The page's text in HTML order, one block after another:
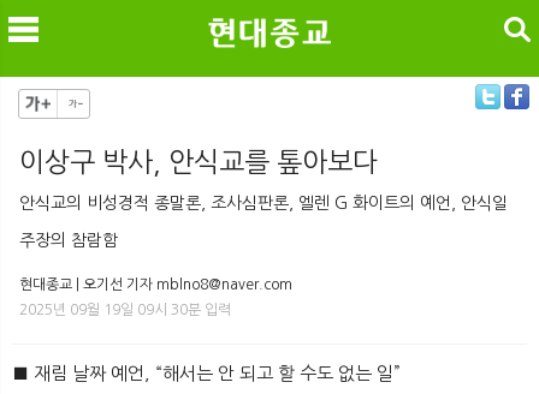
메
검색
이상구 박사, 안식교를 톺아보다
안식교의 비성경적 종말론, 조사심판론, 엘렌 G 화이트의 예언, 안식일
주장의 참람함
현대종교 | 오기선 기자 mblno8@naver.com
2025년 09월 19일 09시 30분 입력
■ 재림 날짜 예언, “해서는 안 되고 할 수도 없는 일”